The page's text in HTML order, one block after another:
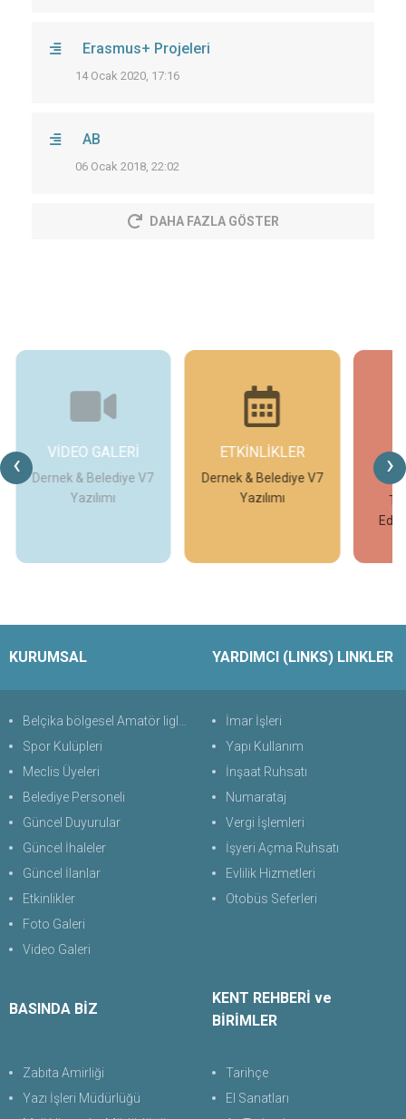
Erasmus+ Projeleri
14 Ocak 2020, 17:16
AB
06 Ocak 2018, 22:02
DAHA FAZLA GÖSTER
‹ ›
ETKİNLİKLER
Dernek & Belediye V7
Yazılımı
GÜNCEL
DUYURULAR
Temek Meslek
KURUMSAL
Belçika bölgesel Amatör liglerde Türk futbol takımları
Spor Kulüpleri
Meclis Üyeleri
Belediye Personeli
Güncel Duyurular
Güncel İhaleler
Güncel İlanlar
Etkinlikler
Foto Galeri
Video Galeri
YARDIMCI (LINKS) LINKLER
İmar İşleri
Yapı Kullanım
İnşaat Ruhsatı
Numarataj
Vergi İşlemleri
İşyeri Açma Ruhsatı
Evlilik Hizmetleri
Otobüs Seferleri
BASINDA BİZ
Zabıta Amirliği
Yazı İşleri Müdürlüğü
KENT REHBERİ ve
BİRİMLER
Tarihçe
El Sanatları